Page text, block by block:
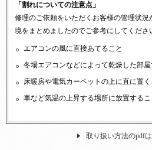
「割れについての注意点」
修理のご依頼をいただくお客様の管理状
境をまとめましたのでご参考にしてくださ
エアコンの風に直接あてること
冬場エアコンなどによって乾燥した部
床暖房や電気カーペットの上に直に置く
車など気温の上昇する場所に放置するこ
取り扱い方法のpdf